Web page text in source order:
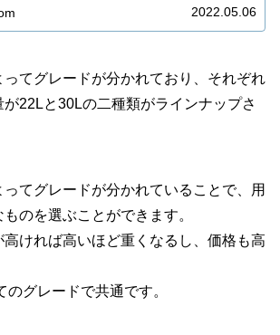
2022.05.06
ってグレードが分かれており、それぞれ
22Lと30Lの二種類がラインナップさ
てグレードが分かれていることで、用
のを選ぶことができます。
ければ高いほど重くなるし、価格も高
グレードで共通です。